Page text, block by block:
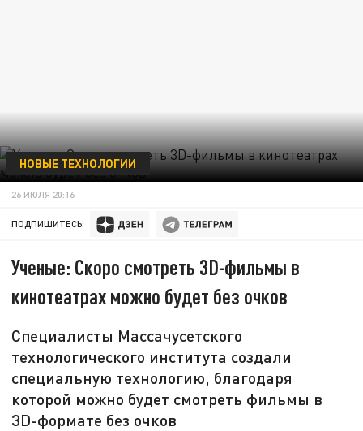
НОВЫЕ ТЕХНОЛОГИИ
26 ИЮЛЯ 20:16
ПОДПИШИТЕСЬ:
Ученые: Скоро смотреть 3D-фильмы в
кинотеатрах можно будет без очков
Специалисты Массачусетского
технологического института создали
специальную технологию, благодаря
которой можно будет смотреть фильмы в
3D-формате без очков